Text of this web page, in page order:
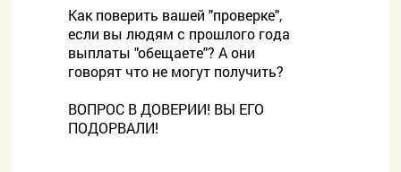
Как поверить вашей "проверке",
если вы людям с прошлого года
выплаты "обещаете"? А они
говорят что не могут получить?
ВОПРОС В ДОВЕРИИ! ВЫ ЕГО
ПОДОРВАЛИ!